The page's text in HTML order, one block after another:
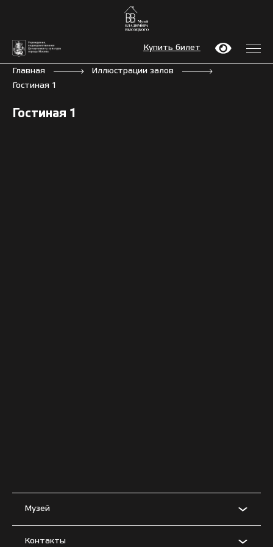
Купить билет
Главная
Иллюстрации залов
Гостиная 1
Гостиная 1
Музей
Контакты